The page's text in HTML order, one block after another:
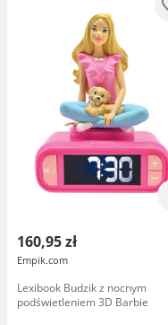
160,95 zł
Empik.com
Lexibook Budzik z nocnym
podświetleniem 3D Barbie